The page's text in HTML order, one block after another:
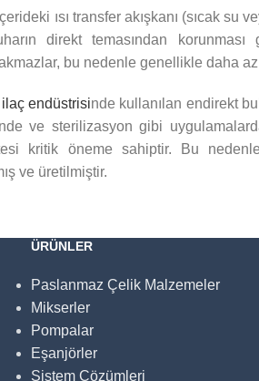
ısı transfer akışkanı (sıcak su
direkt temasından
bu nedenle genellikle daha
ilaç endüstrisinde kullanılan endirekt
ve sterilizasyon gibi
kritik öneme sahiptir. Bu
ve üretilmiştir.
ÜRÜNLER
Paslanmaz Çelik Malzemeler
Mikserler
Pompalar
Eşanjörler
Sistem Çözümleri